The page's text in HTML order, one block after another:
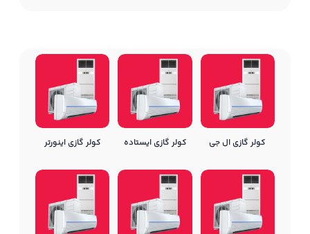
کولر گازی ال جی کولر گازی ایستاده کولر گازی اینورتر